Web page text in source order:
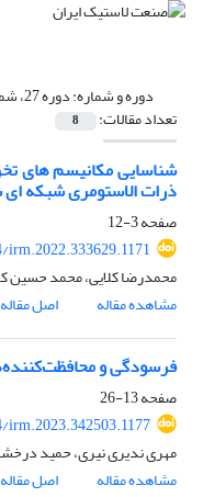
دوره و شماره:دوره 27، شماره 108، زمستان 1401، صفحه 3-115
تعداد مقالات: 8
شناسایی مکانیسم های
ذرات الاستومری شبکه
صفحه3-12
irm.2022.333629.1171
محمدرضا کلایی، محمد حسین
مشاهده مقاله
اصل مقاله
فرسودگی و
صفحه13-26
irm.2023.342503.1177
مهری ندیری نیری، حمید
مشاهده مقاله
اصل مقاله